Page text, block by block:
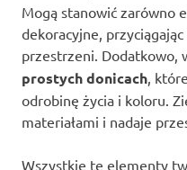
Mogą stanowić zarówno
dekoracyjne,
przestrzeni. Dodatkowo,
prostych donicach ,
odrobinę życia i koloru.
materiałami i nadaje
Wszystkie te elementy